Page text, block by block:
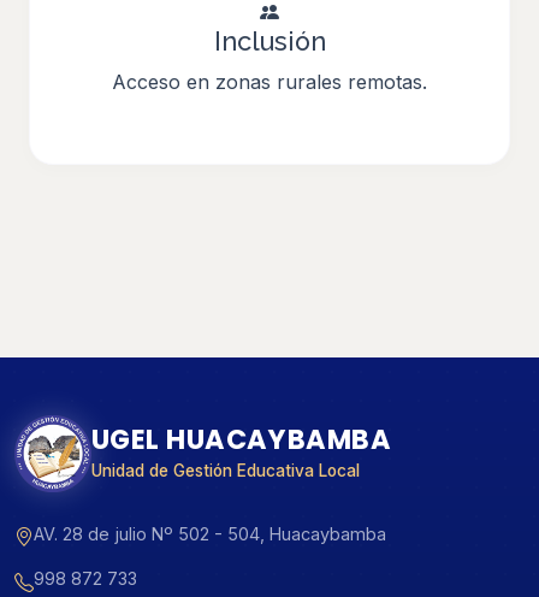
Inclusión
Acceso en zonas rurales remotas.
UGEL HUACAYBAMBA
Unidad de Gestión Educativa Local
AV. 28 de julio Nº 502 - 504, Huacaybamba
998 872 733